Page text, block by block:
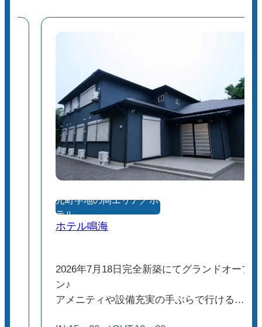
🏔三原山トレッキングのポイント
おすすめコース
お鉢めぐりコース：三原山頂口から火口を
一周するコース。舗装されていて歩きやす
く、初心者にもおすすめです。
裏砂漠コース：溶岩樹海や裏砂漠を通る自
然豊かなルート。荒涼とした景色が楽しめ
ますが、足元に注意が必要です。
服装・装備
滑りにくいトレッキングシューズや運動靴
必須です。
日差し対策（帽子・サングラス・日焼け止
め）も忘れずに。
元町字地の岡エリア／ホ
テル
ホテル鳴海
2026年7月18日完全新築にてグランドオープ
ン♪
アメニティや設備充実の手ぶらで行ける素